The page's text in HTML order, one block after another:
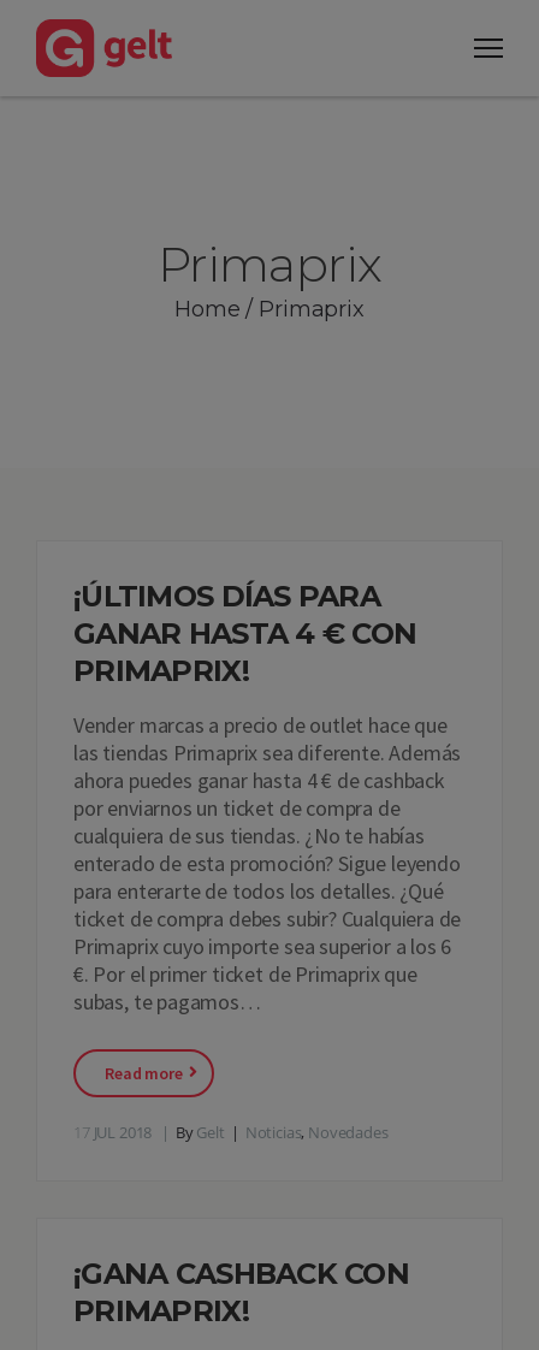
Primaprix
Home / Primaprix
¡ÚLTIMOS DÍAS PARA
GANAR HASTA 4 € CON
PRIMAPRIX!
Vender marcas a precio de outlet hace que
las tiendas Primaprix sea diferente. Además
ahora puedes ganar hasta 4 € de cashback
por enviarnos un ticket de compra de
cualquiera de sus tiendas. ¿No te habías
enterado de esta promoción? Sigue leyendo
para enterarte de todos los detalles. ¿Qué
ticket de compra debes subir? Cualquiera de
Primaprix cuyo importe sea superior a los 6
€. Por el primer ticket de Primaprix que
subas, te pagamos…
Read more
17 JUL 2018 ByGelt Noticias, Novedades
¡GANA CASHBACK CON
PRIMAPRIX!